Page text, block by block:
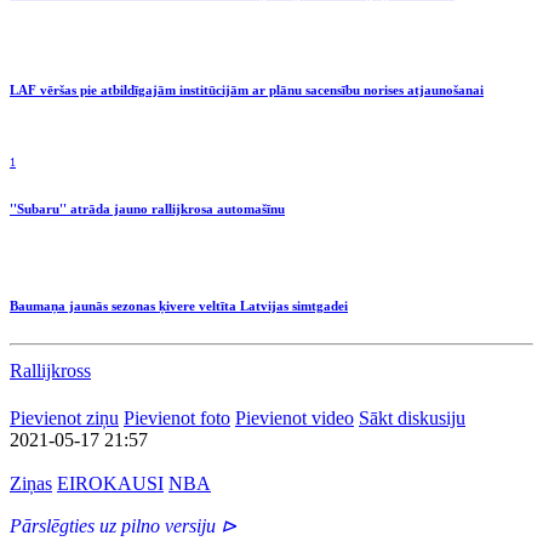
LAF vēršas pie atbildīgajām institūcijām ar plānu sacensību norises atjaunošanai
1
''Subaru'' atrāda jauno rallijkrosa automašīnu
Baumaņa jaunās sezonas ķivere veltīta Latvijas simtgadei
Rallijkross
Pievienot ziņu Pievienot foto Pievienot video Sākt diskusiju
2021-05-17 21:57
Ziņas EIROKAUSI NBA
Pārslēgties uz pilno versiju ⊳